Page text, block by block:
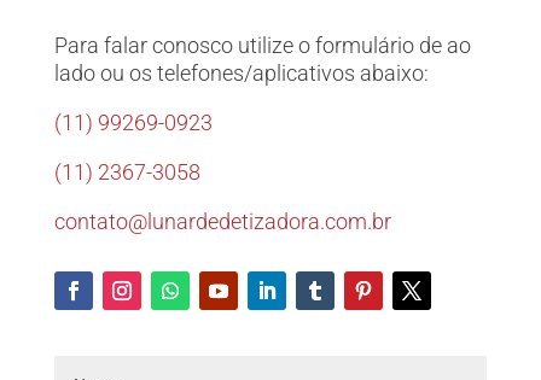
Para falar conosco utilize o formulário de ao
lado ou os telefones/aplicativos abaixo:
(11) 99269-0923
(11) 2367-3058
contato@lunardedetizadora.com.br